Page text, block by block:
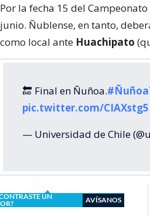
Por la fecha 15 del
junio. Ñublense, en tanto,
como local ante Huachipato
🔚 Final en Ñuñoa.
pic.twitter.com/
— Universidad de Chile
UN
AVÍSANOS